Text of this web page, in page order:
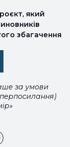
який
збагачення
за умови